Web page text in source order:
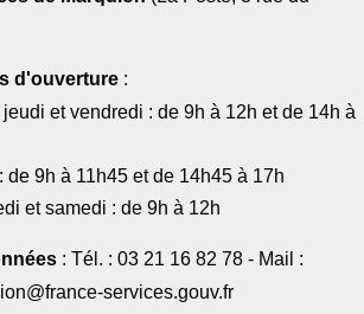
d'ouverture :
jeudi et vendredi : de 9h à 12h et de 14h à
de 9h à 11h45 et de 14h45 à 17h
et samedi : de 9h à 12h
: Tél. : 03 21 16 82 78 - Mail :
services.gouv.fr